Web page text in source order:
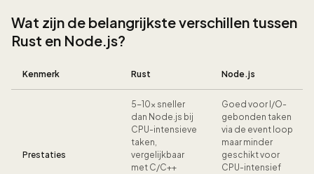
Wat zijn de belangrijkste verschillen tussen
Rust en Node.js?
Kenmerk Rust Node.js
Prestaties
5-10x sneller
dan Node.js bij
CPU-intensieve
taken,
vergelijkbaar
met C/C++
Goed voor I/O-
gebonden taken
via de event loop
maar minder
geschikt voor
CPU-intensief